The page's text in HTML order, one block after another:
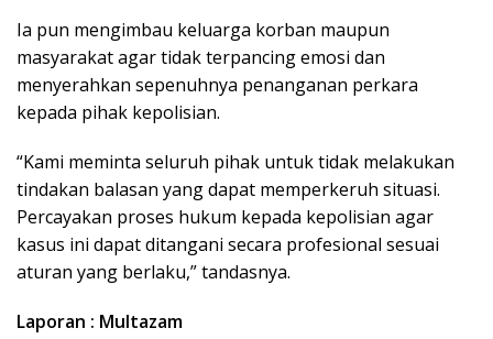
Ia pun mengimbau keluarga korban maupun
masyarakat agar tidak terpancing emosi dan
menyerahkan sepenuhnya penanganan perkara
kepada pihak kepolisian.
“Kami meminta seluruh pihak untuk tidak melakukan
tindakan balasan yang dapat memperkeruh situasi.
Percayakan proses hukum kepada kepolisian agar
kasus ini dapat ditangani secara profesional sesuai
aturan yang berlaku,” tandasnya.
Laporan : Multazam